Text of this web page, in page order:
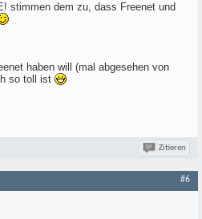
stimmen dem zu, dass Freenet und
haben will (mal abgesehen von
so toll ist
Zitieren
#6